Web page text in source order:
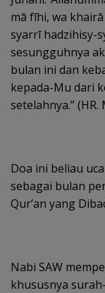
mā fīhi, wa khairā
syarrī hadzihisy-
sesungguhnya
bulan ini dan
kepada-Mu dari
setelahnya.” (HR.
Doa ini beliau
sebagai bulan
Qur’an yang
Nabi SAW
khususnya